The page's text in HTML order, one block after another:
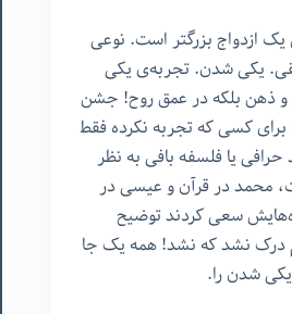
یک ازدواج بزرگتر است. نوعی
یکی شدن. تجربه‌ی یکی
ذهن بلکه در عمق روح! جشن
کسی که تجربه نکرده فقط
یا فلسفه بافی به نظر
محمد در قرآن و عیسی در
سعی کردند توضیح
درک نشد که نشد! همه یک جا
شدن را.